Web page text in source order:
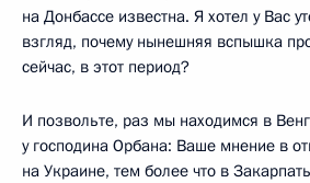
на Донбассе известна. Я хотел у Вас
взгляд, почему нынешняя вспышка
сейчас, в этот период?
И позвольте, раз мы находимся в
у господина Орбана: Ваше мнение в
на Украине, тем более что в